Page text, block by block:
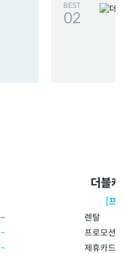
BEST
02
더블케
[프
렌탈
프로모션
제휴카드